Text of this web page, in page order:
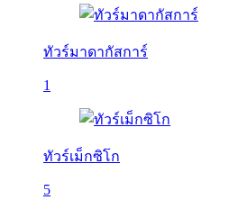
ทัวร์มาดากัสการ์
1
ทัวร์เม็กซิโก
5